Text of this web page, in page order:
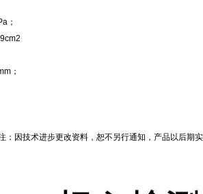
；
；
：因技术进步更改资料，恕不另行通知，产品以后期实